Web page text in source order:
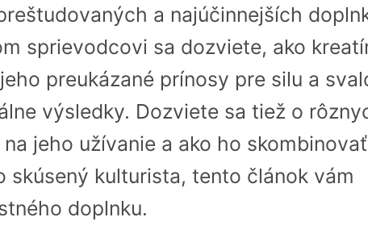
a najúčinnejších
sprievodcovi sa dozviete, ako
preukázané prínosy pre silu a
výsledky. Dozviete sa tiež o
jeho užívanie a ako ho
kulturista, tento článok vám
doplnku.